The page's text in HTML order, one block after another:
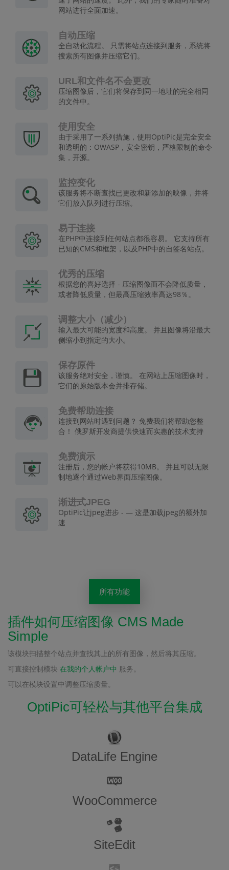
网站进行全面加速。
自动压缩
全自动化流程。 只需将站点连接到服务，系统将
搜索所有图像并压缩它们。
URL和文件名不会更改
压缩图像后，它们将保存到同一地址的完全相同
的文件中。
使用安全
由于采用了一系列措施，使用OptiPic是完全安全
和透明的：OWASP，安全密钥，严格限制的命令
集，开源。
监控变化
该服务将不断查找已更改和新添加的映像，并将
它们放入队列进行压缩。
易于连接
在PHP中连接到任何站点都很容易。 它支持所有
已知的CMS和框架，以及PHP中的自签名站点。
优秀的压缩
根据您的喜好选择 - 压缩图像而不会降低质量，
或者降低质量，但最高压缩效率高达98％。
调整大小（减少）
输入最大可能的宽度和高度。 并且图像将沿最大
侧缩小到指定的大小。
保存原件
该服务绝对安全，谨慎。 在网站上压缩图像时，
它们的原始版本会并排存储。
免费帮助连接
连接到网站时遇到问题？ 免费我们将帮助您整
合！ 俄罗斯开发商提供快速而实惠的技术支持
免费演示
注册后，您的帐户将获得10MB。 并且可以无限
制地逐个通过Web界面压缩图像。
渐进式JPEG
OptiPic让jpeg进步 - — 这是加载jpeg的额外加
速
所有功能
插件如何压缩图像 CMS Made
Simple
该模块扫描整个站点并查找其上的所有图像，然后将其压缩。
可直接控制模块 在我的个人帐户中 服务。
可以在模块设置中调整压缩质量。
OptiPic可轻松与其他平台集成
DataLife Engine
WooCommerce
SiteEdit